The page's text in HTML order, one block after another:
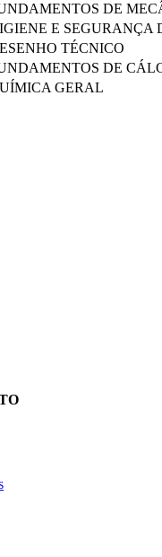
DE
E SEGURANÇA
TÉCNICO
DE
GERAL